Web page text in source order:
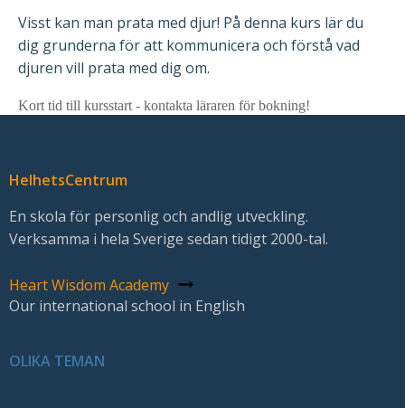
Visst kan man prata med djur! På denna kurs lär du
dig grunderna för att kommunicera och förstå vad
djuren vill prata med dig om.
Kort tid till kursstart - kontakta läraren för bokning!
HelhetsCentrum
En skola för personlig och andlig utveckling.
Verksamma i hela Sverige sedan tidigt 2000-tal.
Heart Wisdom Academy
Our international school in English
OLIKA TEMAN
bra
som
möjligt
under
ditt
du
nekar
de
här
kommer
viss
att